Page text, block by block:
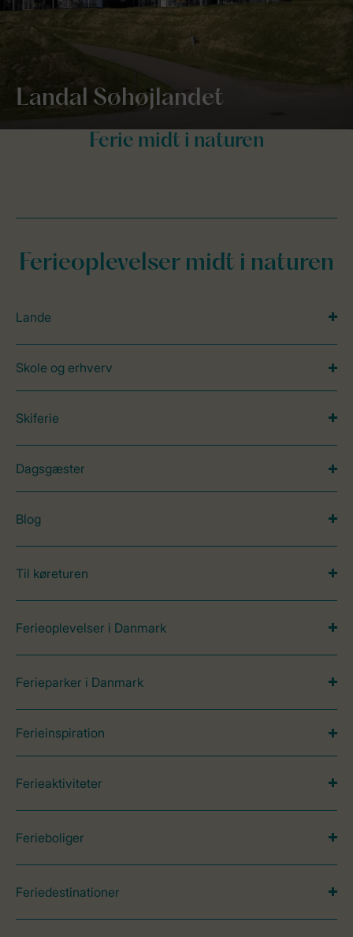
Landal Søhøjlandet
Ferieoplevelser midt i naturen
Lande
Skole og erhverv
Skiferie
Dagsgæster
Blog
Til køreturen
Ferieoplevelser i Danmark
Ferieparker i Danmark
Ferieinspiration
Ferieaktiviteter
Ferieboliger
Feriedestinationer